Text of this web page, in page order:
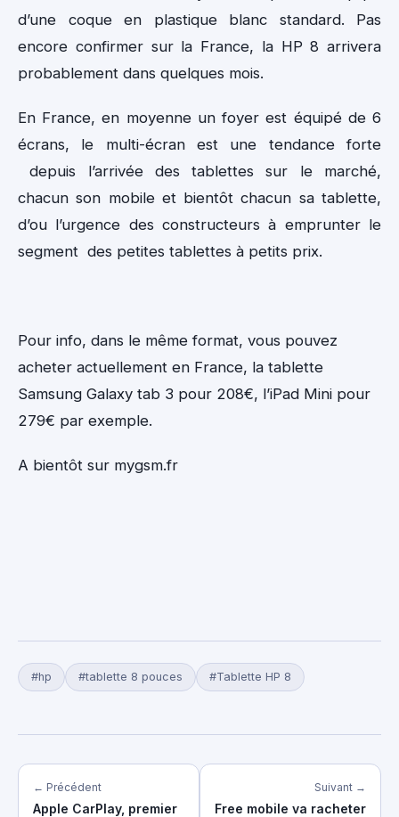
d’une coque en plastique blanc standard. Pas
encore confirmer sur la France, la HP 8 arrivera
probablement dans quelques mois.
En France, en moyenne un foyer est équipé de 6
écrans, le multi-écran est une tendance forte
depuis l’arrivée des tablettes sur le marché,
chacun son mobile et bientôt chacun sa tablette,
d’ou l’urgence des constructeurs à emprunter le
segment des petites tablettes à petits prix.
Pour info, dans le même format, vous pouvez
acheter actuellement en France, la tablette
Samsung Galaxy tab 3 pour 208€, l’iPad Mini pour
279€ par exemple.
A bientôt sur mygsm.fr
#hp #tablette 8 pouces #Tablette HP 8
← Précédent
Apple CarPlay, premier
Suivant →
Free mobile va racheter